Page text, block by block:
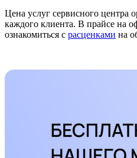
Цена услуг сервисного центра
каждого клиента. В прайсе на
ознакомиться с расценками на